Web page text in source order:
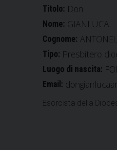
Titolo: Don
Nome: GIANLUCA
Cognome:
Tipo: Presbitero
Luogo di nascita:
Email:
Esorcista della